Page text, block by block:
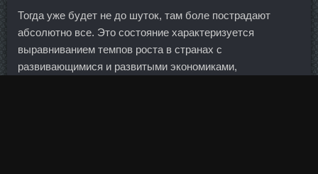
Тогда уже будет не до шуток, там боле пострадают
абсолютно все. Это состояние характеризуется
выравниванием темпов роста в странах с
развивающимися и развитыми экономиками,